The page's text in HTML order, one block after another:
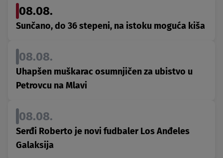
08.08.
Sunčano, do 36 stepeni, na istoku moguća kiša
08.08.
Uhapšen muškarac osumnjičen za ubistvo u
Petrovcu na Mlavi
08.08.
Serđi Roberto je novi fudbaler Los Anđeles
Galaksija